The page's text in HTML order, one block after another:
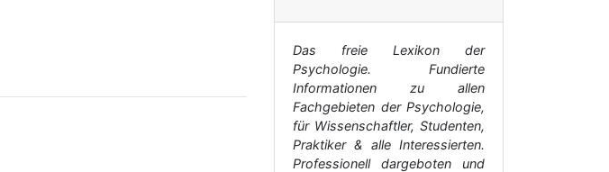
Das freie Lexikon der
Psychologie. Fundierte
Informationen zu allen
Fachgebieten der Psychologie,
für Wissenschaftler, Studenten,
Praktiker & alle Interessierten.
Professionell dargeboten und